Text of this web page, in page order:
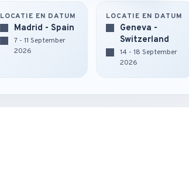
LOCATIE EN DATUM
Madrid - Spain
7 - 11 September
2026
LOCATIE EN DATUM
Geneva -
Switzerland
14 - 18 September
2026